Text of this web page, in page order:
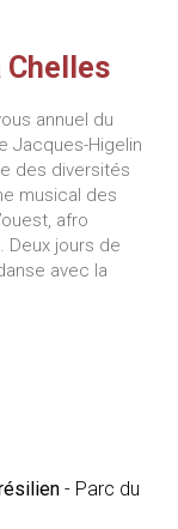
annuel du
Jacques-Higelin
des diversités
musical des
afro
Deux jours de
avec la
- Parc du